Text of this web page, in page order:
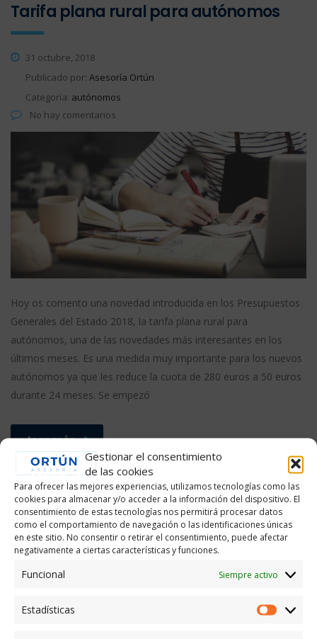
Gestionar el consentimiento
de las cookies
Para ofrecer las mejores experiencias, utilizamos tecnologías como las
cookies para almacenar y/o acceder a la información del dispositivo. El
consentimiento de estas tecnologías nos permitirá procesar datos
como el comportamiento de navegación o las identificaciones únicas
en este sitio. No consentir o retirar el consentimiento, puede afectar
negativamente a ciertas características y funciones.
Funcional Siempre activo
Estadísticas
Tarifa plana rural para autónomos
31 octubre, 2018
Publicado por: Asesoría Ortún
Categoría: autónomos
No hay comentarios
Hoy os comento una novedad introducida en los Presupuestos
Generales del Estado 2018, la tarifa plana rural para
autónomos, una de las novedades más interesantes en los
últimos meses. Es una medida muy importante para los nuevos
autónomos ya que les reduce la cuota de 280 euros a 50 euros
durante 24 meses. Se empezó
leer más